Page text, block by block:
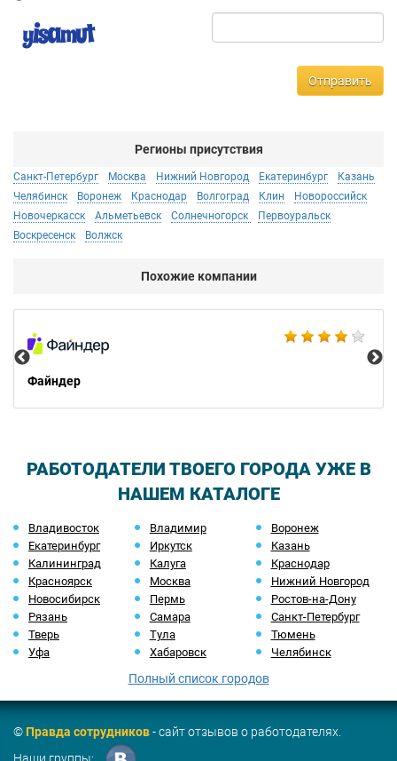
Отправить
Регионы присутствия
Санкт-Петербург Москва Нижний Новгород Екатеринбург
Казань
Челябинск
Воронеж Краснодар Волгоград Клин
Новороссийск
Новочеркасск
Альметьевск Солнечногорск
Первоуральск
Воскресенск
Волжск
Похожие компании
Файндер
РАБОТОДАТЕЛИ ТВОЕГО ГОРОДА УЖЕ В
НАШЕМ КАТАЛОГЕ
Владивосток Владимир
Воронеж
Екатеринбург
Иркутск
Казань
Калининград
Калуга
Краснодар
Красноярск
Москва
Нижний Новгород
Новосибирск
Пермь
Ростов-на-Дону
Рязань
Самара
Санкт-Петербург
Тверь
Тула
Тюмень
Уфа
Хабаровск Челябинск
Полный список городов
©Правда сотрудников- сайт отзывов о работодателях.